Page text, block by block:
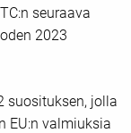
seuraava
2023
suosituksen, jolla
EU:n valmiuksia